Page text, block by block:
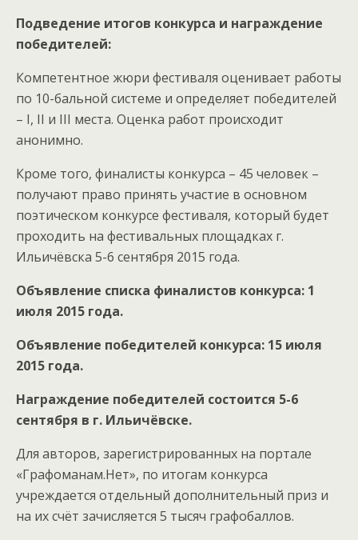
Подведение итогов конкурса и награждение
победителей:
Компетентное жюри фестиваля оценивает работы
по 10-бальной системе и определяет победителей
– I, II и III места. Оценка работ происходит
анонимно.
Кроме того, финалисты конкурса – 45 человек –
получают право принять участие в основном
поэтическом конкурсе фестиваля, который будет
проходить на фестивальных площадках г.
Ильичёвска 5-6 сентября 2015 года.
Объявление списка финалистов конкурса: 1
июля 2015 года.
Объявление победителей конкурса: 15 июля
2015 года.
Награждение победителей состоится 5-6
сентября в г. Ильичёвске.
Для авторов, зарегистрированных на портале
«Графоманам.Нет», по итогам конкурса
учреждается отдельный дополнительный приз и
на их счёт зачисляется 5 тысяч графобаллов.